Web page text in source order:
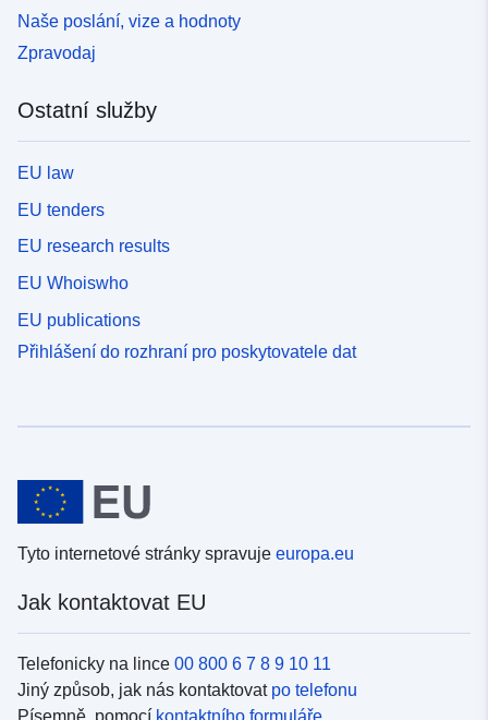
Naše poslání, vize a hodnoty
Zpravodaj
Ostatní služby
EU law
EU tenders
EU research results
EU Whoiswho
EU publications
Přihlášení do rozhraní pro poskytovatele dat
Tyto internetové stránky spravuje europa.eu
Jak kontaktovat EU
Telefonicky na lince 00 800 6 7 8 9 10 11
Jiný způsob, jak nás kontaktovat po telefonu